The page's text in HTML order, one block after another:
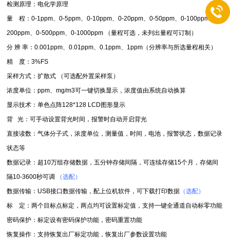
检测原理：电化学原理
量
程：0-1ppm、0-5ppm、0-10ppm、0-20ppm、0-50ppm、0-100ppm、0-
200ppm、0-500ppm、0-1000ppm （量程可选，未列出量程可订制）
分 辨 率：0.001ppm、0.01ppm、0.1ppm、1ppm（分辨率与所选量程相关）
精
度：3%FS
采样方式：扩散式 （可选配外置采样泵）
浓度单位：ppm、mg/m3可一键切换显示，浓度值由系统自动换算
显示技术：单色点阵128*128 LCD图形显示
背
光：可手动设置背光时间，报警时自动开启背光
直接读数：气体分子式，浓度单位，测量值，时间，电池，报警状态，数据记录
状态等
数据记录：超10万组存储数据，五分钟存储间隔，可连续存储15个月，存储间
隔10-3600秒可调
（选配）
数据传输：USB接口数据传输，配上位机软件，可下载打印数据 （选配）
标
定：两个目标点标定，两点均可设置标定值，支持一键全通道自动标零功能
密码保护：标定设有密码保护功能，密码重置功能
恢复操作：支持恢复出厂标定功能，恢复出厂参数设置功能